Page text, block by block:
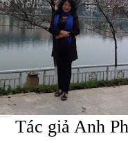
Tác giả Anh